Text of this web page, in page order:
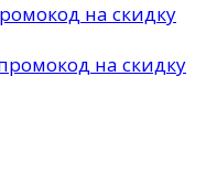
на скидку
на скидку